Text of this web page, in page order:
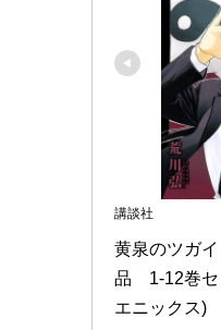
講談社
黄泉のツガ
品　1-12巻セ
エニックス)